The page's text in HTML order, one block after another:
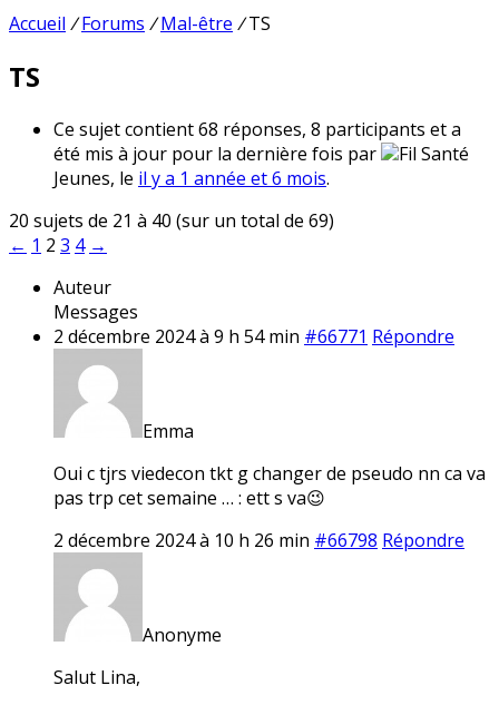
Accueil / Forums / Mal-être / TS
TS
Ce sujet contient 68 réponses, 8 participants et a
été mis à jour pour la dernière fois par
Fil Santé
Jeunes, le il y a 1 année et 6 mois.
20 sujets de 21 à 40 (sur un total de 69)
← 1 2 3 4 →
Auteur
Messages
2 décembre 2024 à 9 h 54 min #66771 Répondre
Emma
Oui c tjrs viedecon tkt g changer de pseudo nn ca va
pas trp cet semaine … : ett s va😉
2 décembre 2024 à 10 h 26 min #66798 Répondre
Anonyme
Salut Lina,